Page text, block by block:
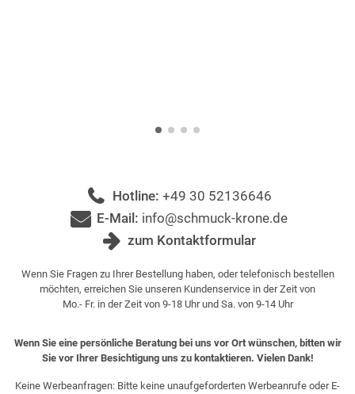
Hotline: +49 30 52136646
E-Mail: info@schmuck-krone.de
zum Kontaktformular
Wenn Sie Fragen zu Ihrer Bestellung haben, oder telefonisch bestellen
möchten, erreichen Sie unseren Kundenservice in der Zeit von
Mo.- Fr. in der Zeit von 9-18 Uhr und Sa. von 9-14 Uhr
Wenn Sie eine persönliche Beratung bei uns vor Ort wünschen, bitten wir
Sie vor Ihrer Besichtigung uns zu kontaktieren. Vielen Dank!
Keine Werbeanfragen: Bitte keine unaufgeforderten Werbeanrufe oder E-